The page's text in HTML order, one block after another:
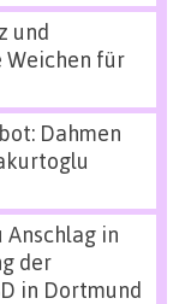
und
Weichen für
Dahmen
Anschlag in
der
in Dortmund